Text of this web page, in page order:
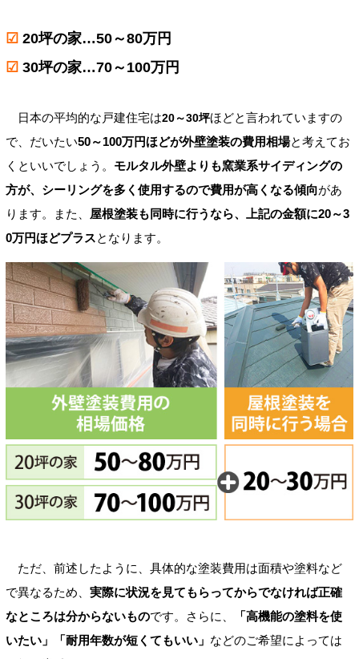
☑ 20坪の家…50～80万円
☑ 30坪の家…70～100万円
日本の平均的な戸建住宅は20～30坪ほどと言われていますの
で、だいたい50～100万円ほどが外壁塗装の費用相場と考えてお
くといいでしょう。 モルタル外壁よりも窯業系サイディングの
方が、シーリングを多く使用するので費用が高くなる傾向があ
ります。また、 屋根塗装も同時に行うなら、上記の金額に20～3
0万円ほどプラスとなります。
ただ、前述したように、具体的な塗装費用は面積や塗料など
で異なるため、 実際に状況を見てもらってからでなければ正確
なところは分からないものです。さらに、
「高機能の塗料を使
いたい」「耐用年数が短くてもいい」 などのご希望によっては